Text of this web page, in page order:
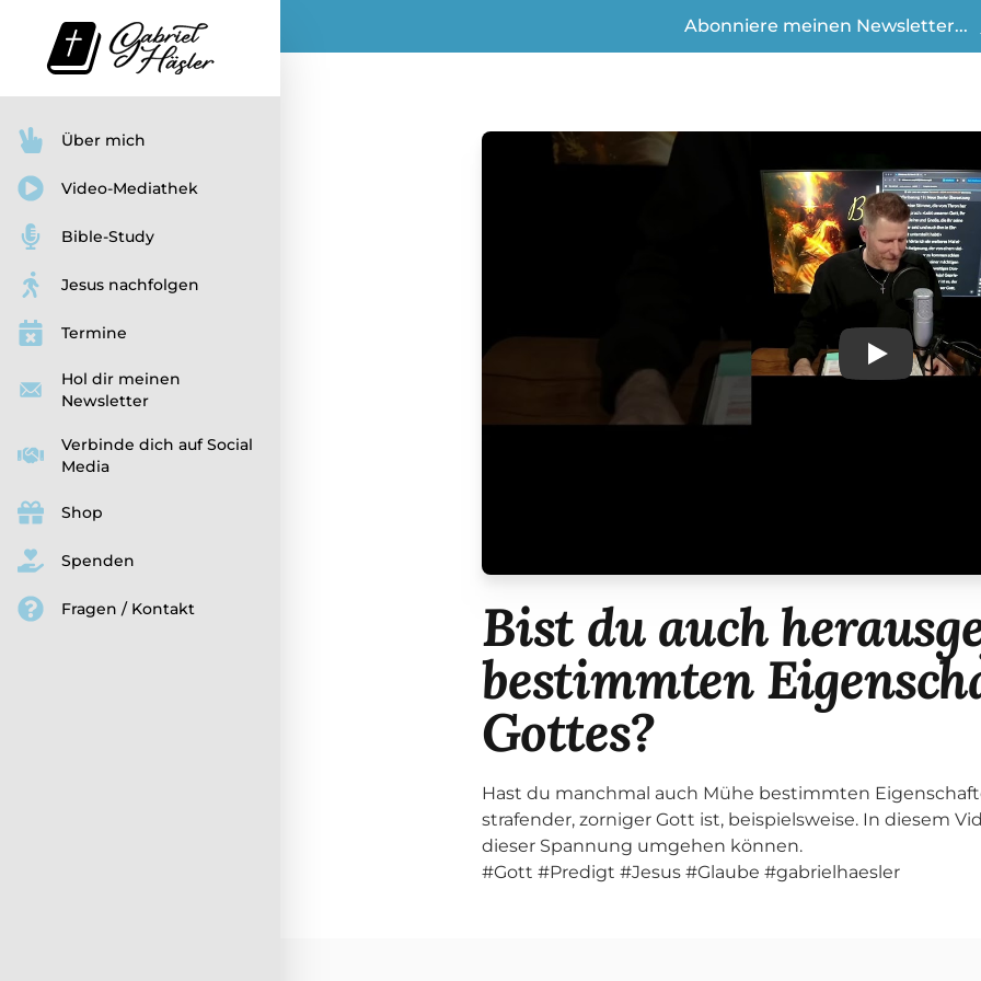
Abonniere meinen Newsletter...
Play
Video
Bist du auch
bestimmten
Gottes?
Hast du manchmal auch Mühe bestimmten
strafender, zorniger Gott ist, beispielsweise. In diesem
dieser Spannung umgehen können.
#Gott #Predigt #Jesus #Glaube #gabrielhaesler
Über mich
Video-Mediathek
Bible-Study
Jesus nachfolgen
Termine
Hol dir meinen
Newsletter
Verbinde dich auf Social
Media
Shop
Spenden
Fragen / Kontakt